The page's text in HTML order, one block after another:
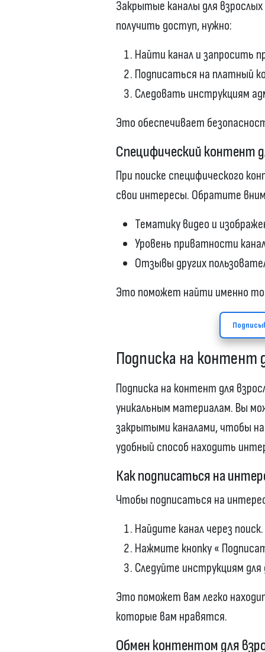
Закрытые каналы для
получить доступ, нужно:
Найти канал и запросить
Подписаться на платный
Следовать инструкциям
Это обеспечивает
Специфический контент
При поиске специфического
свои интересы. Обратите
Тематику видео и
Уровень приватности
Отзывы других
Это поможет найти именно
Подписка на контент
Подписка на контент для
уникальным материалам. Вы
закрытыми каналами, чтобы
удобный способ находить
Как подписаться на
Чтобы подписаться на
Найдите канал через поиск.
Нажмите кнопку «
Следуйте инструкциям
Это поможет вам легко
которые вам нравятся.
Обмен контентом для